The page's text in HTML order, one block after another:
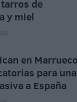
de
y miel
en
para una
a España